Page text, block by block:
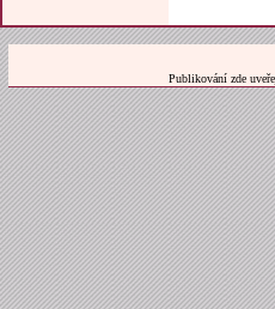
Publikování zde